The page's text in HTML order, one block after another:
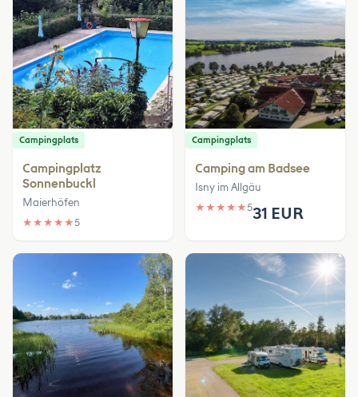
Campingplats
Campingplatz
Sonnenbuckl
Maierhöfen
★ ★ ★ ★ ★5
Campingplats
Camping am Badsee
Isny im Allgäu
★ ★ ★ ★ ★531 EUR